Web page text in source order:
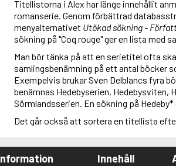
Titellistorna i Alex har länge innehållit
romanserie. Genom förbättrad
menyalternativet Utökad sökning -
sökning på "Coq rouge" ger en lista med
Man bör tänka på att en serietitel ofta
samlingsbenämning på ett antal böcker
Exempelvis brukar Sven Delblancs fyra
benämnas Hedebyserien, Hedebysviten,
Sörmlandsserien. En sökning på
Det går också att sortera en titellista
Innehåll